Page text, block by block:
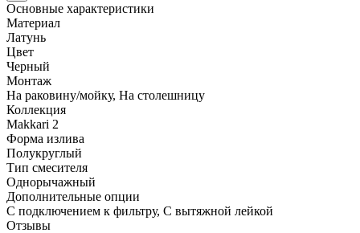
Основные характеристики
Материал
Латунь
Цвет
Черный
Монтаж
На раковину/мойку, На столешницу
Коллекция
Makkari 2
Форма излива
Полукруглый
Тип смесителя
Однорычажный
Дополнительные опции
С подключением к фильтру, С вытяжной лейкой
Отзывы